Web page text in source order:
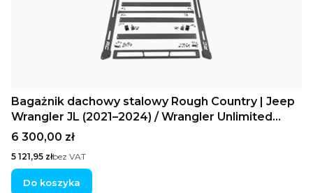
Bagażnik dachowy stalowy Rough Country | Jeep
Wrangler JL (2021–2024) / Wrangler Unlimited
4WD (2018–2025)
Cena
6 300,00 zł
Cena
5 121,95 złbez VAT
Do koszyka